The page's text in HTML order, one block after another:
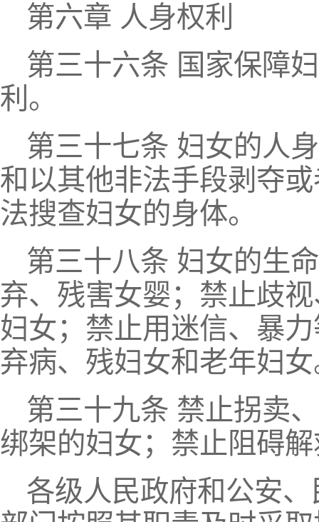
第六章 人身权利
第三十六条 国家保障
利。
第三十七条 妇女的人
和以其他非法手段剥夺
法搜查妇女的身体。
第三十八条 妇女的生
弃、残害女婴；禁止歧
妇女；禁止用迷信、暴
弃病、残妇女和老年妇
第三十九条 禁止拐卖
绑架的妇女；禁止阻碍
各级人民政府和公安